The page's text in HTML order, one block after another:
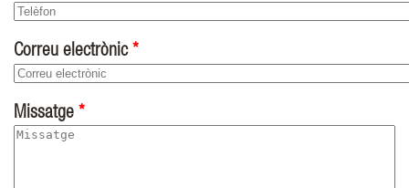
Correu electrònic *
Missatge *